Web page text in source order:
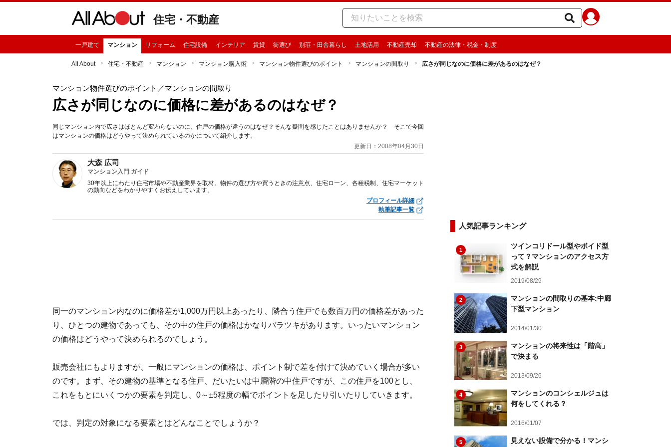
住宅・不動産
一戸建て マンション リフォーム 住宅設備 インテリア 賃貸 街選び 別荘・田舎暮らし 土地活用 不動産売却 不動産の法律・税金・制度
All About 住宅・不動産 マンション マンション購入術 マンション物件選びのポイント マンションの間取り 広さが同じなのに価格に差があるのはなぜ？
マンション物件選びのポイント ／マンションの間取り
広さが同じなのに価格に差があるのはなぜ？
同じマンション内で広さはほとんど変わらないのに、住戸の価格が違うのはなぜ？そんな疑問を感じたことはありませんか？ そこで今回
はマンションの価格はどうやって決められているのかについて紹介します。
更新日：2008年04月30日
大森 広司
マンション入門 ガイド
30年以上にわたり住宅市場や不動産業界を取材。物件の選び方や買うときの注意点、住宅ローン、各種税制、住宅マーケット
の動向などをわかりやすくお伝えしています。
プロフィール詳細
執筆記事一覧
同一のマンション内なのに価格差が1,000万円以上あったり、隣合う住戸でも数百万円の価格差があった
り、ひとつの建物であっても、その中の住戸の価格はかなりバラツキがあります。いったいマンション
の価格はどうやって決められるのでしょう。
販売会社にもよりますが、一般にマンションの価格は、ポイント制で差を付けて決めていく場合が多い
のです。まず、その建物の基準となる住戸、だいたいは中層階の中住戸ですが、この住戸を100とし、
これをもとにいくつかの要素を判定し、0～±5程度の幅でポイントを足したり引いたりしていきます。
では、判定の対象になる要素とはどんなことでしょうか？
人気記事ランキング
1
ツインコリドール型やボイド型
って？マンションのアクセス方
式を解説
2019/08/29
2
マンションの間取りの基本:中廊
下型マンション
2014/01/30
3
マンションの将来性は「階高」
で決まる
2013/09/26
4
マンションのコンシェルジュは
何をしてくれる？
2016/01/07
5
見えない設備で分かる！マンシ